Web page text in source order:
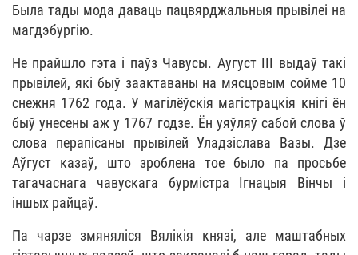
Была тады мода даваць пацвярджальныя прывілеі на
магдэбургію.
Не прайшло гэта і паўз Чавусы. Аугуст ІІІ выдаў такі
прывілей, які быў заактаваны на мясцовым сойме 10
снежня 1762 года. У магілёўскія магістрацкія кнігі ён
быў унесены аж у 1767 годзе. Ён уяўляў сабой слова ў
слова перапісаны прывілей Уладзіслава Вазы. Дзе
Аўгуст казаў, што зроблена тое было па просьбе
тагачаснага чавускага бурмістра Ігнацыя Вінчы і
іншых райцаў.
Па чарзе змяняліся Вялікія князі, але маштабных